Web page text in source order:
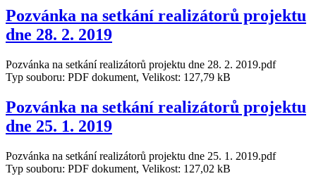
Pozvánka na setkání realizátorů projektu
dne 28. 2. 2019
Pozvánka na setkání realizátorů projektu dne 28. 2. 2019.pdf
Typ souboru: PDF dokument, Velikost: 127,79 kB
Pozvánka na setkání realizátorů projektu
dne 25. 1. 2019
Pozvánka na setkání realizátorů projektu dne 25. 1. 2019.pdf
Typ souboru: PDF dokument, Velikost: 127,02 kB